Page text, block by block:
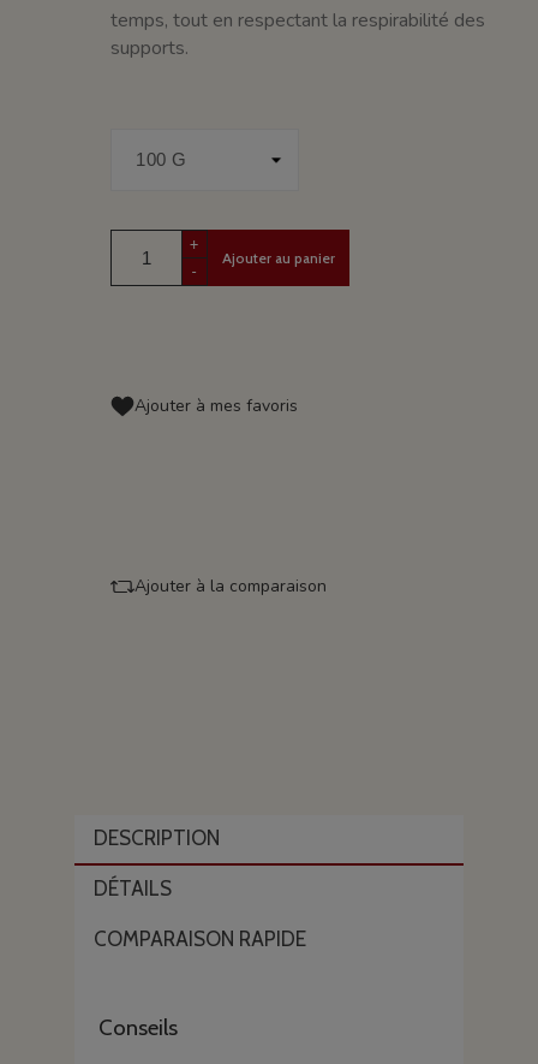
temps, tout en respectant la respirabilité des
supports.
+
-
Ajouter au panier
Ajouter à mes favoris
Ajouter à la comparaison
DESCRIPTION
DÉTAILS
COMPARAISON RAPIDE
Conseils